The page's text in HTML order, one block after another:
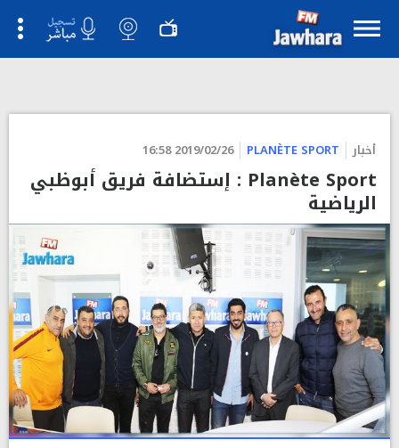
أخبار PLANÈTE SPORT
2019/02/26 16:58
Planète Sport : إستضافة فريق أبوظبي
الرياضية